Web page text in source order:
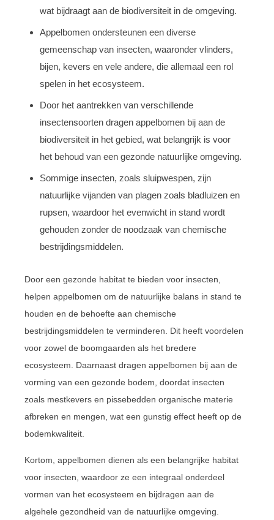
wat bijdraagt aan de biodiversiteit in de omgeving.
Appelbomen ondersteunen een diverse
gemeenschap van insecten, waaronder vlinders,
bijen, kevers en vele andere, die allemaal een rol
spelen in het ecosysteem.
Door het aantrekken van verschillende
insectensoorten dragen appelbomen bij aan de
biodiversiteit in het gebied, wat belangrijk is voor
het behoud van een gezonde natuurlijke omgeving.
Sommige insecten, zoals sluipwespen, zijn
natuurlijke vijanden van plagen zoals bladluizen en
rupsen, waardoor het evenwicht in stand wordt
gehouden zonder de noodzaak van chemische
bestrijdingsmiddelen.
Door een gezonde habitat te bieden voor insecten,
helpen appelbomen om de natuurlijke balans in stand te
houden en de behoefte aan chemische
bestrijdingsmiddelen te verminderen. Dit heeft voordelen
voor zowel de boomgaarden als het bredere
ecosysteem. Daarnaast dragen appelbomen bij aan de
vorming van een gezonde bodem, doordat insecten
zoals mestkevers en pissebedden organische materie
afbreken en mengen, wat een gunstig effect heeft op de
bodemkwaliteit.
Kortom, appelbomen dienen als een belangrijke habitat
voor insecten, waardoor ze een integraal onderdeel
vormen van het ecosysteem en bijdragen aan de
algehele gezondheid van de natuurlijke omgeving.